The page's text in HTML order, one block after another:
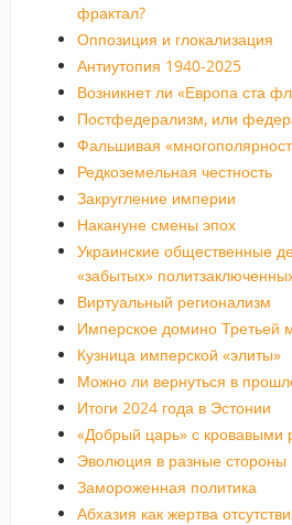
фрактал?
Оппозиция и глокализация
Антиутопия 1940-2025
Возникнет ли «Европа ста
Постфедерализм, или
Фальшивая
Редкоземельная честность
Закругление империи
Накануне смены эпох
Украинские общественные
«забытых»
Виртуальный регионализм
Имперское домино Третьей
Кузница имперской «элиты»
Можно ли вернуться в
Итоги 2024 года в Эстонии
«Добрый царь» с кровавыми
Эволюция в разные стороны
Замороженная политика
Абхазия как жертва